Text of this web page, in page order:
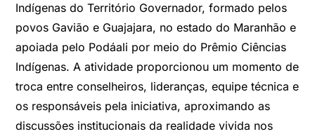
Indígenas do Território Governador, formado pelos
povos Gavião e Guajajara, no estado do Maranhão e
apoiada pelo Podáali por meio do Prêmio Ciências
Indígenas. A atividade proporcionou um momento de
troca entre conselheiros, lideranças, equipe técnica e
os responsáveis pela iniciativa, aproximando as
discussões institucionais da realidade vivida nos